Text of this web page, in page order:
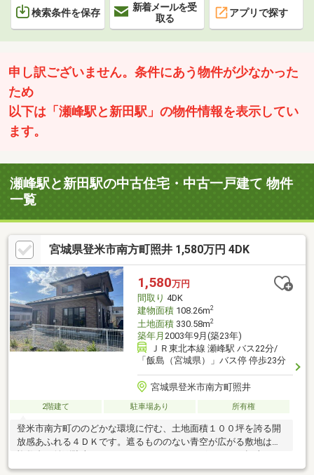
検索条件を保存
新着メールを受
取る
アプリで探す
申し訳ございません。条件にあう物件が少なかった
ため
以下は「瀬峰駅と新田駅」の物件情報を表示してい
ます。
瀬峰駅と新田駅の中古住宅・中古一戸建て 物件
一覧
宮城県登米市南方町照井 1,580万円 4DK
1,580万円
間取り 4DK
建物面積108.26m2
土地面積330.58m2
築年月 2003年9月(築23年)
ＪＲ東北本線 瀬峰駅 バス22分/
「飯島（宮城県）」バス停 停歩23分
宮城県登米市南方町照井
2階建て 駐車場あり 所有権
登米市南方町ののどかな環境に佇む、土地面積１００坪を誇る開
放感あふれる４ＤＫです。遮るもののない青空が広がる敷地は、
ルチに大活躍。明るい出窓付きのＤＫの隣には、「格天井」や